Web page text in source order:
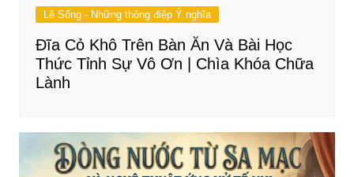
Lẽ Sống - Những thông điệp Ý nghĩa
Đĩa Cỏ Khô Trên Bàn Ăn Và Bài Học
Thức Tỉnh Sự Vô Ơn | Chìa Khóa Chữa
Lành